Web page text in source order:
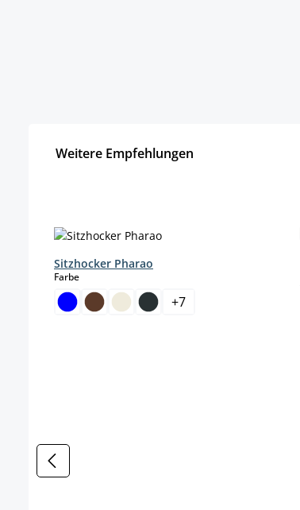
Weitere Empfehlungen
Sitzhocker Pharao
Farbeauswählen
+7